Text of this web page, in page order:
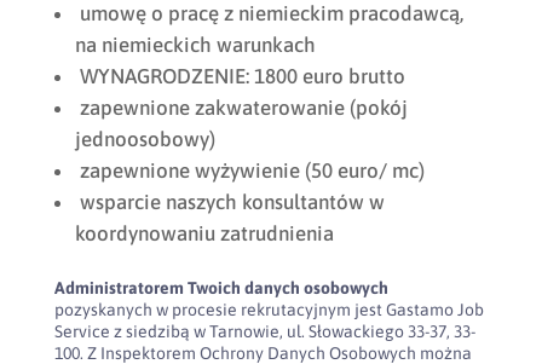
umowę o pracę z niemieckim pracodawcą,
na niemieckich warunkach
WYNAGRODZENIE: 1800 euro brutto
zapewnione zakwaterowanie (pokój
jednoosobowy)
zapewnione wyżywienie (50 euro/ mc)
wsparcie naszych konsultantów w
koordynowaniu zatrudnienia
Administratorem Twoich danych osobowych
pozyskanych w procesie rekrutacyjnym jest Gastamo Job
Service z siedzibą w Tarnowie, ul. Słowackiego 33-37, 33-
100. Z Inspektorem Ochrony Danych Osobowych można